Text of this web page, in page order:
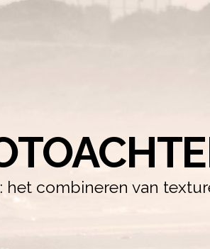
het combineren van